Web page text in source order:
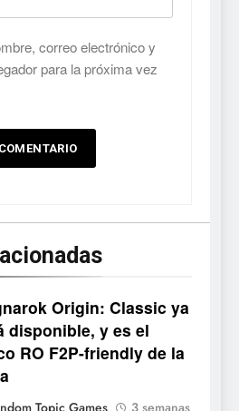
correo electrónico y
para la próxima vez
Origin: Classic ya
disponible, y es el
RO F2P-friendly de la
Guild Wars
PC y móviles
DE VIDEOJUEGOS